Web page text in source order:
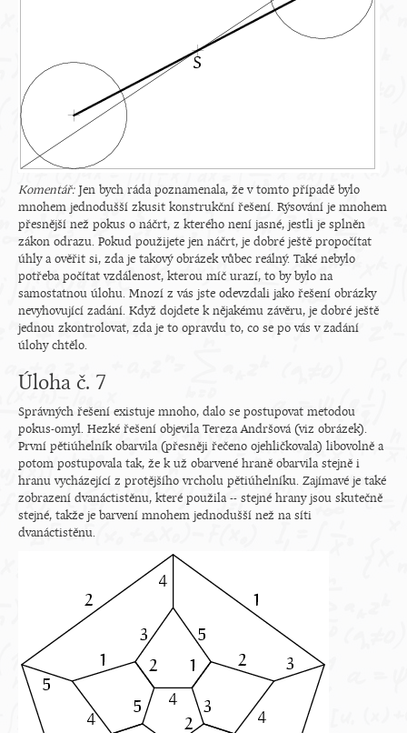
Komentář:Jen bych ráda poznamenala, že v tomto případě bylo
mnohem jednodušší zkusit konstrukční řešení. Rýsování je mnohem
přesnější než pokus o náčrt, z kterého není jasné, jestli je splněn
zákon odrazu. Pokud použijete jen náčrt, je dobré ještě propočítat
úhly a ověřit si, zda je takový obrázek vůbec reálný. Také nebylo
potřeba počítat vzdálenost, kterou míč urazí, to by bylo na
samostatnou úlohu. Mnozí z vás jste odevzdali jako řešení obrázky
nevyhovující zadání. Když dojdete k nějakému závěru, je dobré ještě
jednou zkontrolovat, zda je to opravdu to, co se po vás v zadání
úlohy chtělo.
Úloha č. 7
Správných řešení existuje mnoho, dalo se postupovat metodou
pokus-omyl. Hezké řešení objevila Tereza Andršová (viz obrázek).
První pětiúhelník obarvila (přesněji řečeno ojehličkovala) libovolně a
potom postupovala tak, že k už obarvené hraně obarvila stejně i
hranu vycházející z protějšího vrcholu pětiúhelníku. Zajímavé je také
zobrazení dvanáctistěnu, které použila -- stejné hrany jsou skutečně
stejné, takže je barvení mnohem jednodušší než na síti
dvanáctistěnu.